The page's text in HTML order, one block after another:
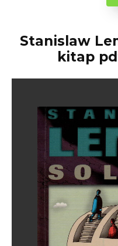
Stanislaw
kitap